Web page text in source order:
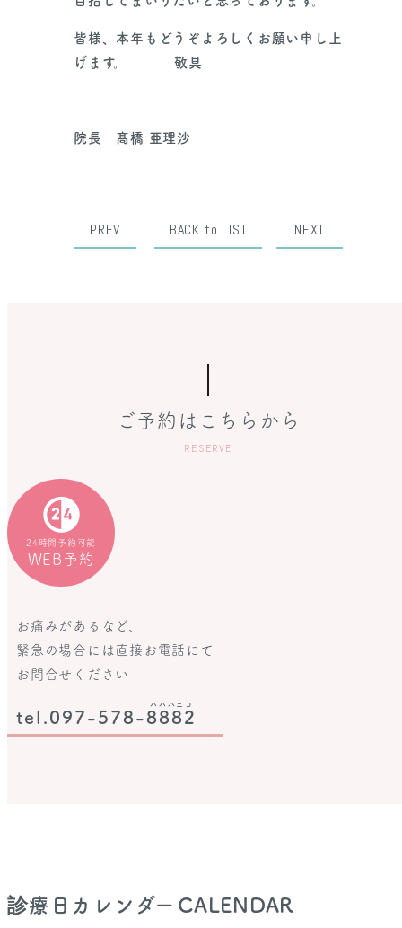
皆様、本年もどうぞよろしくお願い申し上
げます。 敬具
院長 髙橋 亜理沙
PREV BACK to LIST NEXT
ご予約はこちらから
RESERVE
24時間予約可能
WEB予約
お痛みがあるなど、
緊急の場合には直接お電話にて
お問合せください
tel.097-578-8882
ハハハニコ
診療日カレンダー CALENDAR